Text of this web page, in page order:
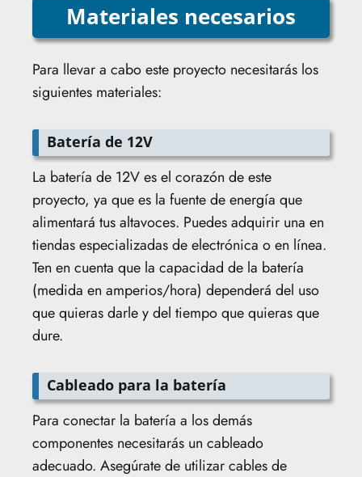
Materiales necesarios
Para llevar a cabo este proyecto necesitarás los
siguientes materiales:
Batería de 12V
La batería de 12V es el corazón de este
proyecto, ya que es la fuente de energía que
alimentará tus altavoces. Puedes adquirir una en
tiendas especializadas de electrónica o en línea.
Ten en cuenta que la capacidad de la batería
(medida en amperios/hora) dependerá del uso
que quieras darle y del tiempo que quieras que
dure.
Cableado para la batería
Para conectar la batería a los demás
componentes necesitarás un cableado
adecuado. Asegúrate de utilizar cables de